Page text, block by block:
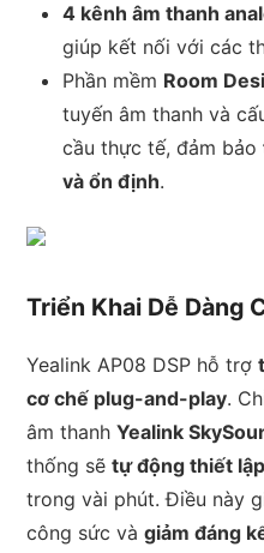
4 kênh âm thanh
giúp kết nối với các
Phần mềm Room
tuyến âm thanh và
cầu thực tế, đảm bảo
và ổn định.
Triển Khai Dễ Dàng
Yealink AP08 DSP hỗ trợ
cơ chế plug-and-play.
âm thanhYealink
thống sẽtự động thiết
trong vài phút. Điều này
công sức vàgiảm đáng